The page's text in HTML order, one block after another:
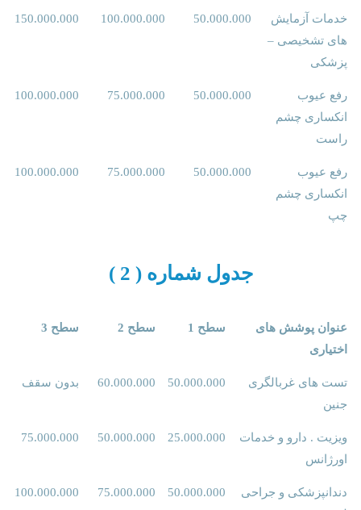
خدمات آزمایش
های تشخیصی –
پزشکی
50.000.000
100.000.000
150.000.000
رفع عیوب
انکساری چشم
راست
50.000.000
75.000.000
100.000.000
رفع عیوب
انکساری چشم
چپ
50.000.000
75.000.000
100.000.000
جدول شماره ( 2 )
عنوان پوشش های
اختیاری
سطح 1 سطح 2 سطح 3
تست های غربالگری
جنین
50.000.000
60.000.000 بدون سقف
ویزیت . دارو و خدمات
اورژانس
25.000.000
50.000.000
75.000.000
دندانپزشکی و جراحی
50.000.000
75.000.000
100.000.000